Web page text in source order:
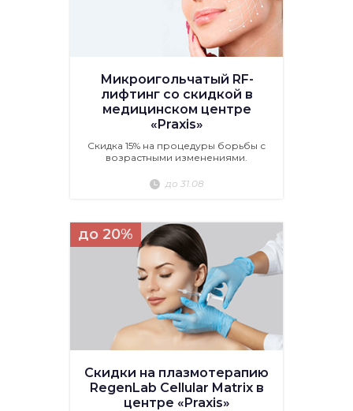
Микроигольчатый RF-
лифтинг со скидкой в
медицинском центре
«Praxis»
Скидка 15% на процедуры борьбы с
возрастными изменениями.
до 31.08
до 20%
Скидки на плазмотерапию
RegenLab Cellular Matrix в
центре «Praxis»